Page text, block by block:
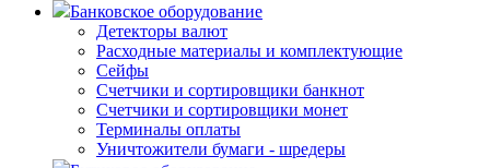
Банковское оборудование
Детекторы валют
Расходные материалы и комплектующие
Сейфы
Счетчики и сортировщики банкнот
Счетчики и сортировщики монет
Терминалы оплаты
Уничтожители бумаги - шредеры